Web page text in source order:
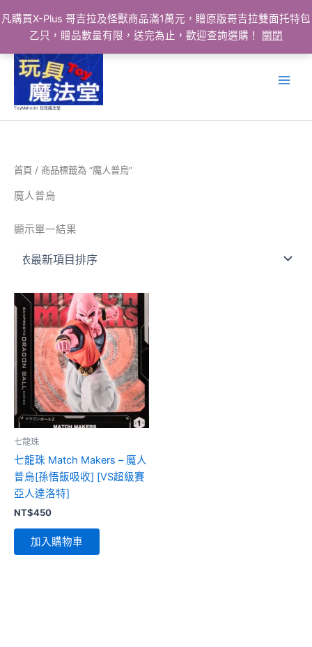
凡購買X-Plus 哥吉拉及怪獸商品滿1萬元，贈原版哥吉拉雙面托特包
乙只，贈品數量有限，送完為止，歡迎查詢選購！
關閉
ToyMahodo 玩具魔法堂
首頁 / 商品標籤為 “魔人普烏”
魔人普烏
顯示單一結果
七龍珠
七龍珠 Match Makers – 魔人
普烏[孫悟飯吸收] [VS超級賽
亞人達洛特]
NT$450
加入購物車